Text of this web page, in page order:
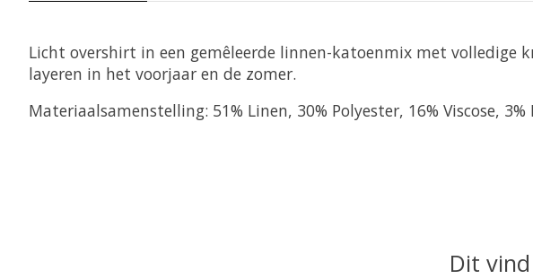
Licht overshirt in een gemêleerde linnen-katoenmix met volledige
layeren in het voorjaar en de zomer.
Materiaalsamenstelling: 51% Linen, 30% Polyester, 16% Viscose, 3%
Dit